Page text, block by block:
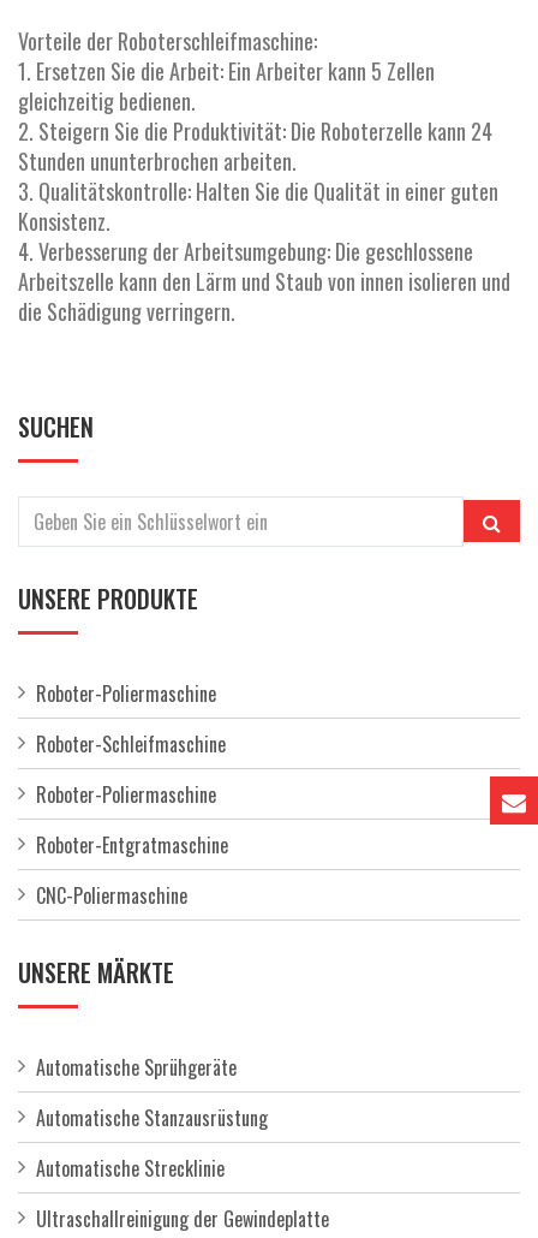
Vorteile der Roboterschleifmaschine:
1. Ersetzen Sie die Arbeit: Ein Arbeiter kann 5 Zellen
gleichzeitig bedienen.
2. Steigern Sie die Produktivität: Die Roboterzelle kann 24
Stunden ununterbrochen arbeiten.
3. Qualitätskontrolle: Halten Sie die Qualität in einer guten
Konsistenz.
4. Verbesserung der Arbeitsumgebung: Die geschlossene
Arbeitszelle kann den Lärm und Staub von innen isolieren und
die Schädigung verringern.
SUCHEN
UNSERE PRODUKTE
Roboter-Poliermaschine
Roboter-Schleifmaschine
Roboter-Poliermaschine
Roboter-Entgratmaschine
CNC-Poliermaschine
UNSERE MÄRKTE
Automatische Sprühgeräte
Automatische Stanzausrüstung
Automatische Strecklinie
Ultraschallreinigung der Gewindeplatte